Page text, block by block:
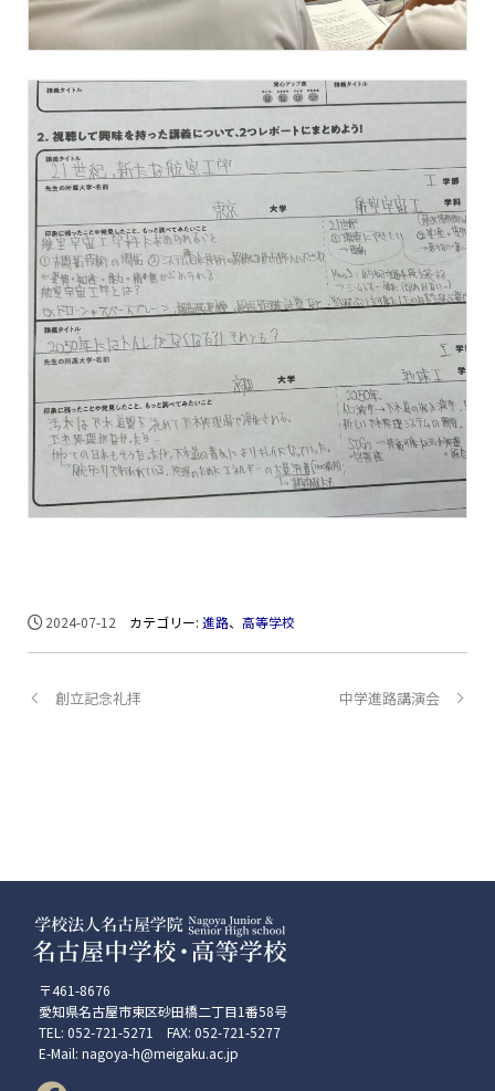
2024-07-12 カテゴリー:進路、高等学校
創立記念礼拝 中学進路講演会
〒461-8676
愛知県名古屋市東区砂田橋二丁目1番58号
TEL: 052-721-5271 FAX: 052-721-5277
E-Mail: nagoya-h@meigaku.ac.jp